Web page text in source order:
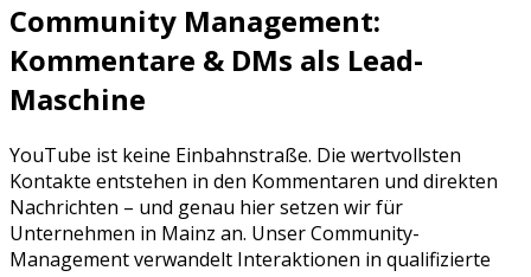
Community Management:
Kommentare & DMs als Lead-
Maschine
YouTube ist keine Einbahnstraße. Die wertvollsten
Kontakte entstehen in den Kommentaren und direkten
Nachrichten – und genau hier setzen wir für
Unternehmen in Mainz an. Unser Community-
Management verwandelt Interaktionen in qualifizierte